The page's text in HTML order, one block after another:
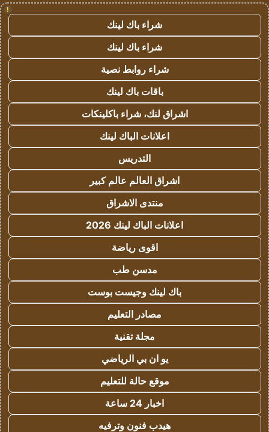
!
شراء باك لينك
شراء باك لينك
شراء روابط نصية
باقات باك لينك
اشراق لنك، شراء باكلينكات
اعلانات الباك لينك
التدريس
اشراق العالم عالم كبير
منتدى الاشراق
اعلانات الباك لينك 2026
اقوى رياضة
مدسن طب
باك لينك وجيست بوست
مصادر التعليم
مجلة تقنية
يو ان بي الرياضي
موقع حالة للتعليم
اخبار 24 ساعة
هيدب فنون وترفيه